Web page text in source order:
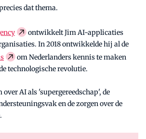
dat thema.
ontwikkelt Jim AI-applicaties
In 2018 ontwikkelde hij al de
om Nederlanders kennis te maken
technologische revolutie.
over AI als 'supergereedschap', de
en de zorgen over de